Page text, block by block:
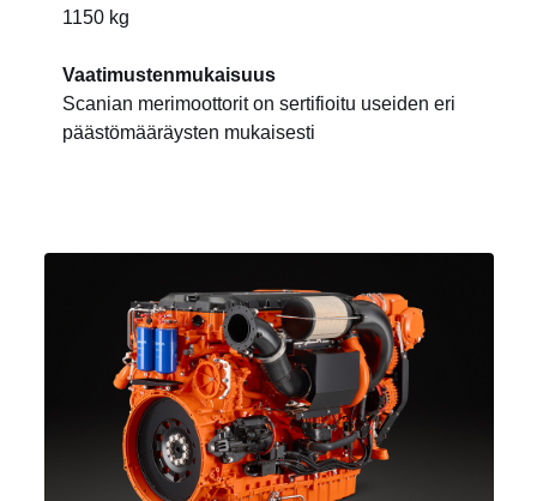
1150 kg
Vaatimustenmukaisuus
Scanian merimoottorit on sertifioitu useiden eri
päästömääräysten mukaisesti